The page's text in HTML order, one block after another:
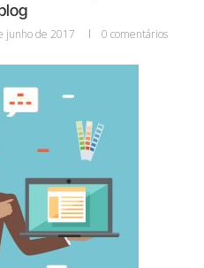
junho de 2017 0 comentários